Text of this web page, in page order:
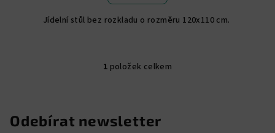
Jídelní stůl bez rozkladu o rozměru 120x110 cm.
O
á
d
1 položek celkem
Odebírat newsletter